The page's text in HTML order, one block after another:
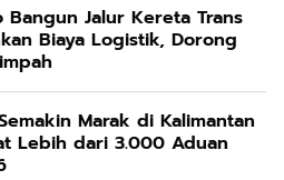
Bangun Jalur Kereta Trans
Biaya Logistik, Dorong
Marak di Kalimantan
Lebih dari 3.000 Aduan